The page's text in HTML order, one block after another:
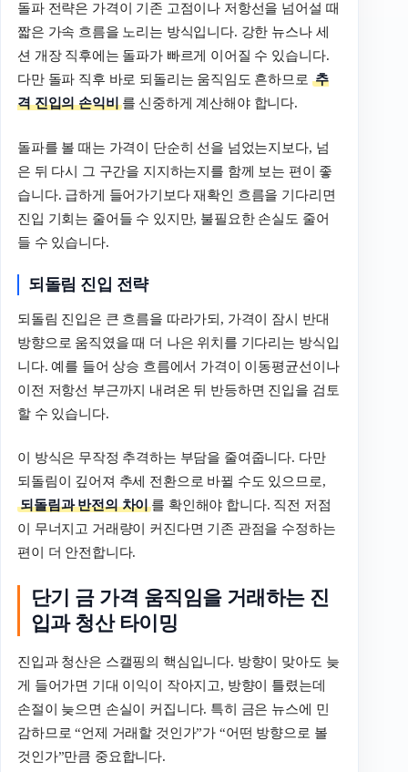
돌파 전략은 가격이 기존 고점이나 저항선을 넘어설 때
짧은 가속 흐름을 노리는 방식입니다. 강한 뉴스나 세
션 개장 직후에는 돌파가 빠르게 이어질 수 있습니다.
다만 돌파 직후 바로 되돌리는 움직임도 흔하므로 추
격 진입의 손익비를 신중하게 계산해야 합니다.
돌파를 볼 때는 가격이 단순히 선을 넘었는지보다, 넘
은 뒤 다시 그 구간을 지지하는지를 함께 보는 편이 좋
습니다. 급하게 들어가기보다 재확인 흐름을 기다리면
진입 기회는 줄어들 수 있지만, 불필요한 손실도 줄어
들 수 있습니다.
되돌림 진입 전략
되돌림 진입은 큰 흐름을 따라가되, 가격이 잠시 반대
방향으로 움직였을 때 더 나은 위치를 기다리는 방식입
니다. 예를 들어 상승 흐름에서 가격이 이동평균선이나
이전 저항선 부근까지 내려온 뒤 반등하면 진입을 검토
할 수 있습니다.
이 방식은 무작정 추격하는 부담을 줄여줍니다. 다만
되돌림이 깊어져 추세 전환으로 바뀔 수도 있으므로,
되돌림과 반전의 차이 를 확인해야 합니다. 직전 저점
이 무너지고 거래량이 커진다면 기존 관점을 수정하는
편이 더 안전합니다.
단기 금 가격 움직임을 거래하는 진
입과 청산 타이밍
진입과 청산은 스캘핑의 핵심입니다. 방향이 맞아도 늦
게 들어가면 기대 이익이 작아지고, 방향이 틀렸는데
손절이 늦으면 손실이 커집니다. 특히 금은 뉴스에 민
감하므로 “언제 거래할 것인가”가 “어떤 방향으로 볼
것인가”만큼 중요합니다.